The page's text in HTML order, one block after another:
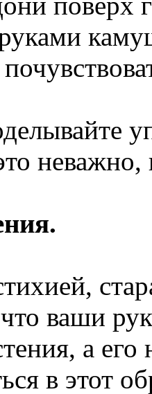
ваши
а
в этот